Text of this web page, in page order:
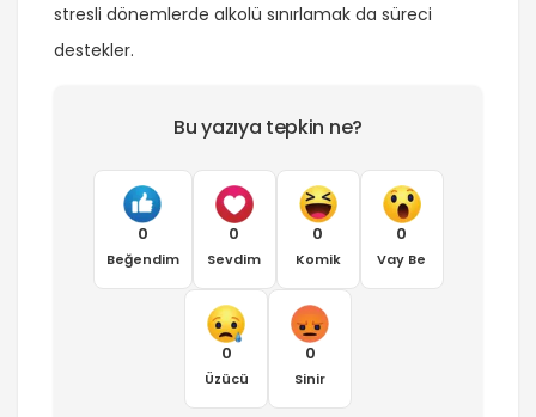
stresli dönemlerde alkolü sınırlamak da süreci
destekler.
Bu yazıya tepkin ne?
0
Beğendim
0
Sevdim
0
Komik
0
Vay Be
0
Üzücü
0
Sinir